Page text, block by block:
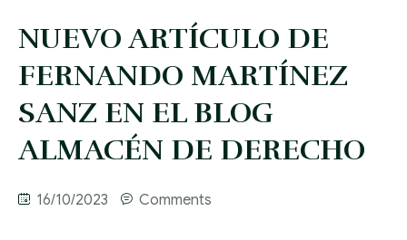
INSATISFECHO
UNIDADES
PRODUCTIVAS
CONTRATACIÓN
MERCANTIL
DISOLUCIÓN Y
LIQUIDACIÓN DE
DERECHO LABORAL
LABORAL
MERCANTIL
ABOGADOS EN
VALENCIA
DESPACHO
ABOGADOS EN
CONTACTO
NUEVO ARTÍCULO DE
FERNANDO MARTÍNEZ
SANZ EN EL BLOG
ALMACÉN DE DERECHO
16/10/2023 Comments